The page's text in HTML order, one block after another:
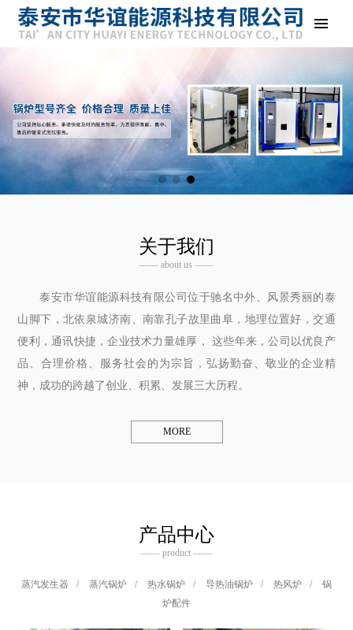
关于我们
—— about us ——
泰安市华谊能源科技有限公司位于驰名中外、风景秀丽的泰
山脚下，北依泉城济南、南靠孔子故里曲阜，地理位置好，交通
便利，通讯快捷，企业技术力量雄厚， 这些年来，公司以优良产
品、合理价格、服务社会的为宗旨，弘扬勤奋、敬业的企业精
神，成功的跨越了创业、积累、发展三大历程。
MORE
产品中心
—— product ——
蒸汽发生器 / 蒸汽锅炉 / 热水锅炉 / 导热油锅炉 / 热风炉 /
锅
炉配件